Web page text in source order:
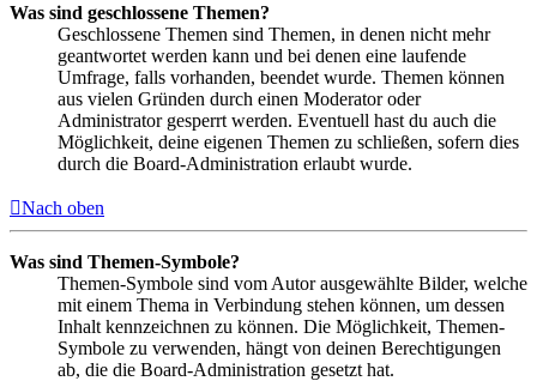
Was sind geschlossene Themen?
Geschlossene Themen sind Themen, in denen nicht mehr
geantwortet werden kann und bei denen eine laufende
Umfrage, falls vorhanden, beendet wurde. Themen können
aus vielen Gründen durch einen Moderator oder
Administrator gesperrt werden. Eventuell hast du auch die
Möglichkeit, deine eigenen Themen zu schließen, sofern dies
durch die Board-Administration erlaubt wurde.
Nach oben
Was sind Themen-Symbole?
Themen-Symbole sind vom Autor ausgewählte Bilder, welche
mit einem Thema in Verbindung stehen können, um dessen
Inhalt kennzeichnen zu können. Die Möglichkeit, Themen-
Symbole zu verwenden, hängt von deinen Berechtigungen
ab, die die Board-Administration gesetzt hat.